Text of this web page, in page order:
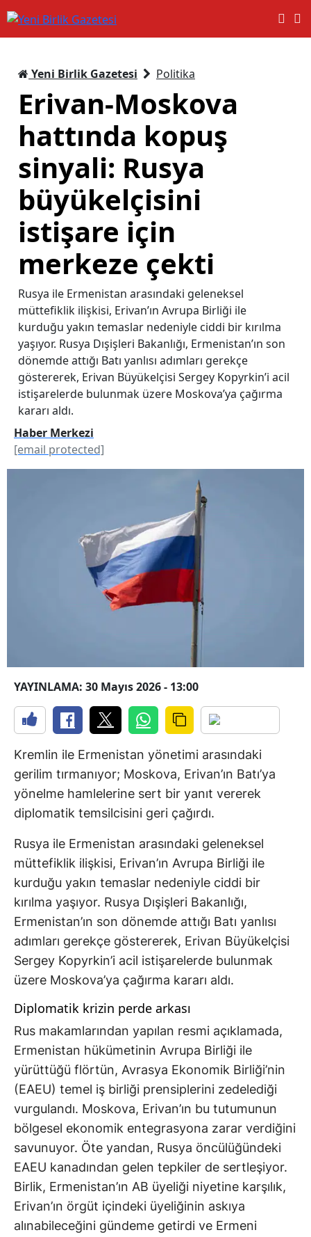
Yeni Birlik Gazetesi Politika
Erivan-Moskova
hattında kopuş
sinyali: Rusya
büyükelçisini
istişare için
merkeze çekti
Rusya ile Ermenistan arasındaki geleneksel
müttefiklik ilişkisi, Erivan’ın Avrupa Birliği ile
kurduğu yakın temaslar nedeniyle ciddi bir kırılma
yaşıyor. Rusya Dışişleri Bakanlığı, Ermenistan’ın son
dönemde attığı Batı yanlısı adımları gerekçe
göstererek, Erivan Büyükelçisi Sergey Kopyrkin’i acil
istişarelerde bulunmak üzere Moskova’ya çağırma
kararı aldı.
Haber Merkezi
[email protected]
YAYINLAMA: 30 Mayıs 2026 - 13:00
Kremlin ile Ermenistan yönetimi arasındaki
gerilim tırmanıyor; Moskova, Erivan’ın Batı’ya
yönelme hamlelerine sert bir yanıt vererek
diplomatik temsilcisini geri çağırdı.
Rusya ile Ermenistan arasındaki geleneksel
müttefiklik ilişkisi, Erivan’ın Avrupa Birliği ile
kurduğu yakın temaslar nedeniyle ciddi bir
kırılma yaşıyor. Rusya Dışişleri Bakanlığı,
Ermenistan’ın son dönemde attığı Batı yanlısı
adımları gerekçe göstererek, Erivan Büyükelçisi
Sergey Kopyrkin’i acil istişarelerde bulunmak
üzere Moskova’ya çağırma kararı aldı.
Diplomatik krizin perde arkası
Rus makamlarından yapılan resmi açıklamada,
Ermenistan hükümetinin Avrupa Birliği ile
yürüttüğü flörtün, Avrasya Ekonomik Birliği’nin
(EAEU) temel iş birliği prensiplerini zedelediği
vurgulandı. Moskova, Erivan’ın bu tutumunun
bölgesel ekonomik entegrasyona zarar verdiğini
savunuyor. Öte yandan, Rusya öncülüğündeki
EAEU kanadından gelen tepkiler de sertleşiyor.
Birlik, Ermenistan’ın AB üyeliği niyetine karşılık,
Erivan’ın örgüt içindeki üyeliğinin askıya
alınabileceğini gündeme getirdi ve Ermeni